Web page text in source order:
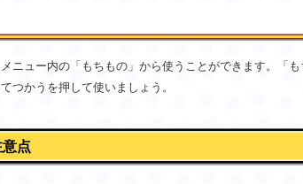
ニュー内の「もちもの」から使うことができます。「
つかうを押して使いましょう。
点